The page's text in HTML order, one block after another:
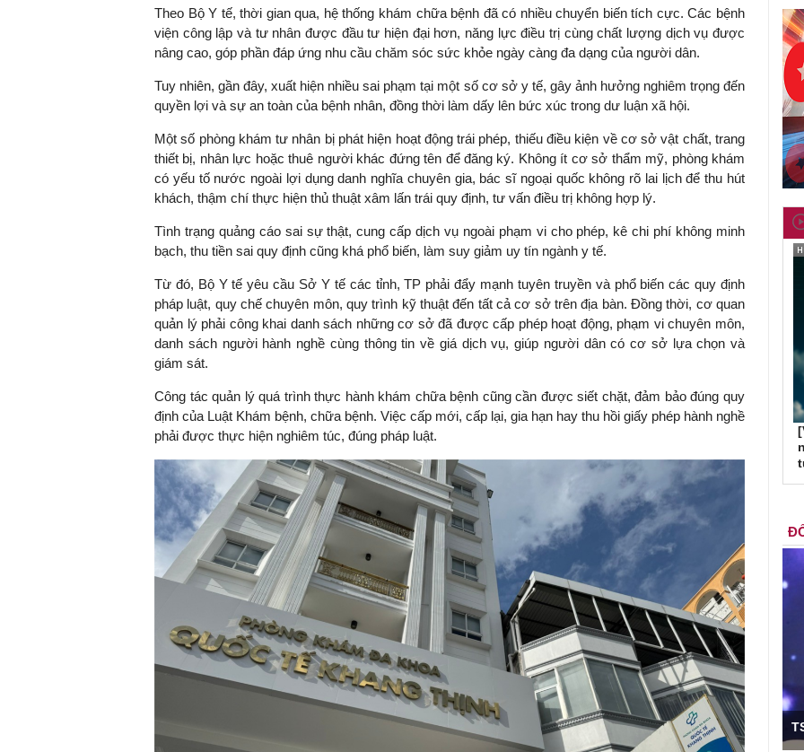
Theo Bộ Y tế, thời gian qua, hệ thống khám chữa bệnh đã có nhiều chuyển biến tích cực. Các bệnh
viện công lập và tư nhân được đầu tư hiện đại hơn, năng lực điều trị cùng chất lượng dịch vụ được
nâng cao, góp phần đáp ứng nhu cầu chăm sóc sức khỏe ngày càng đa dạng của người dân.
Tuy nhiên, gần đây, xuất hiện nhiều sai phạm tại một số cơ sở y tế, gây ảnh hưởng nghiêm trọng đến
quyền lợi và sự an toàn của bệnh nhân, đồng thời làm dấy lên bức xúc trong dư luận xã hội.
Một số phòng khám tư nhân bị phát hiện hoạt động trái phép, thiếu điều kiện về cơ sở vật chất, trang
thiết bị, nhân lực hoặc thuê người khác đứng tên để đăng ký. Không ít cơ sở thẩm mỹ, phòng khám
có yếu tố nước ngoài lợi dụng danh nghĩa chuyên gia, bác sĩ ngoại quốc không rõ lai lịch để thu hút
khách, thậm chí thực hiện thủ thuật xâm lấn trái quy định, tư vấn điều trị không hợp lý.
Tình trạng quảng cáo sai sự thật, cung cấp dịch vụ ngoài phạm vi cho phép, kê chi phí không minh
bạch, thu tiền sai quy định cũng khá phổ biến, làm suy giảm uy tín ngành y tế.
Từ đó, Bộ Y tế yêu cầu Sở Y tế các tỉnh, TP phải đẩy mạnh tuyên truyền và phổ biến các quy định
pháp luật, quy chế chuyên môn, quy trình kỹ thuật đến tất cả cơ sở trên địa bàn. Đồng thời, cơ quan
quản lý phải công khai danh sách những cơ sở đã được cấp phép hoạt động, phạm vi chuyên môn,
danh sách người hành nghề cùng thông tin về giá dịch vụ, giúp người dân có cơ sở lựa chọn và
giám sát.
Công tác quản lý quá trình thực hành khám chữa bệnh cũng cần được siết chặt, đảm bảo đúng quy
định của Luật Khám bệnh, chữa bệnh. Việc cấp mới, cấp lại, gia hạn hay thu hồi giấy phép hành nghề
phải được thực hiện nghiêm túc, đúng pháp luật.
TS. Nguyễn Đức Độ - Phó Viện trưởng